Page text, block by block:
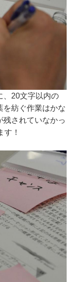
、20文字以内の
を紡ぐ作業はかな
残されていなかっ
！